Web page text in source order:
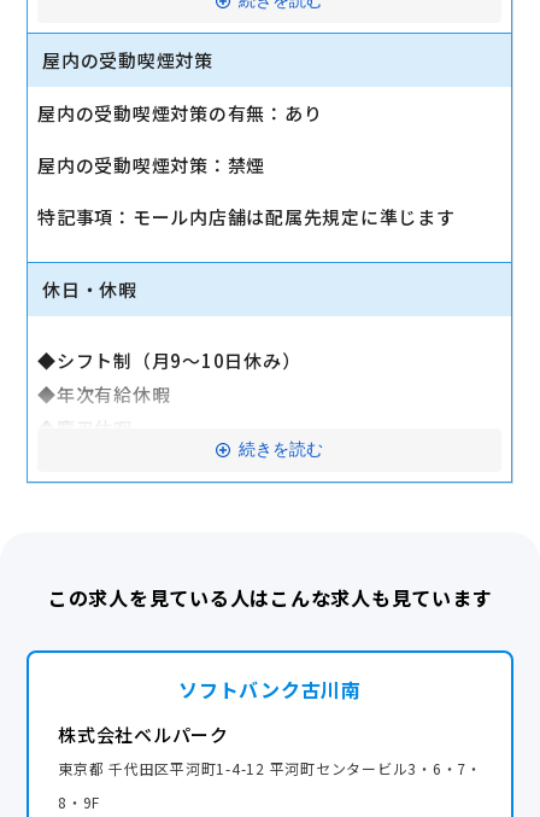
◆厚生年金
◆労働災害補償保険（労災）
勤：別途規定あり）
◆退職金制度
◆持株会制度
◆制服貸与
◆リロクラブ
└テーマパーク・映画・スポーツジム・旅行の優待な
ど
└ビアパーティー、クリスマスパーティーなど
2025年はグアム・台湾または国内旅行の選択制
産休・育休実績あり
屋内の受動喫煙対策
屋内の受動喫煙対策の有無：あり
屋内の受動喫煙対策：禁煙
特記事項：モール内店舗は配属先規定に準じます
休日・休暇
◆シフト制（月9～10日休み）
◆年次有給休暇
◆慶弔休暇
◆通院休暇
◆時短勤務 ※社内規定あり
◆子どもの看護休暇
◆介護休業
続きを読む
この求人を見ている人はこんな求人も見ています
ソフトバンク古川南
株式会社ベルパーク
東京都 千代田区平河町1-4-12 平河町センタービル3・6・7・
8・9F